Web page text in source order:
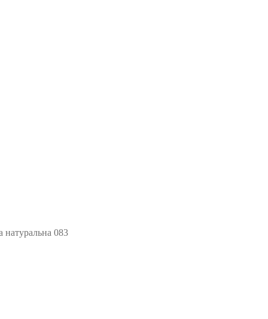
натуральна 083